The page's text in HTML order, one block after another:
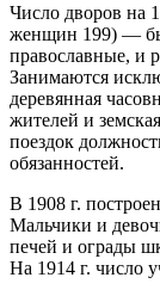
Число дворов на
женщин 199) —
православные, и
Занимаются
деревянная
жителей и
поездок
обязанностей.
В 1908 г.
Мальчики и
печей и ограды
На 1914 г. число